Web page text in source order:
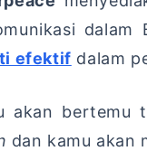
efektif dalam
akan bertemu
dan kamu akan